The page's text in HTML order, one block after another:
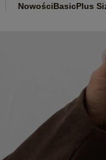
NowościBasicPlus